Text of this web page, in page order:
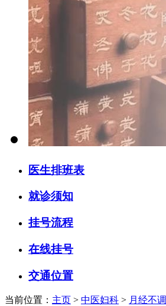
医生排班表
就诊须知
挂号流程
在线挂号
交通位置
当前位置： 主页 > 中医妇科 > 月经不调